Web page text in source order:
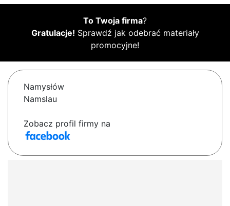
To Twoja firma?
Gratulacje! Sprawdź jak odebrać materiały
promocyjne!
Namysłów
Namslau
Zobacz profil firmy na